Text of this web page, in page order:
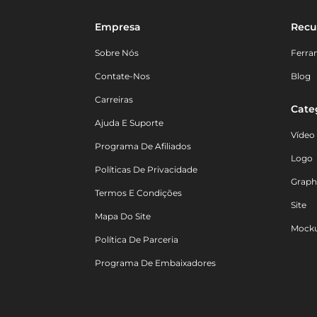
Empresa
Sobre Nós
Contate-Nos
Carreiras
Ajuda E Suporte
Programa De Afiliados
Políticas De Privacidade
Termos E Condições
Mapa Do Site
Política De Parceria
Programa De Embaixadores
Blog
Vídeo
Logo
Site